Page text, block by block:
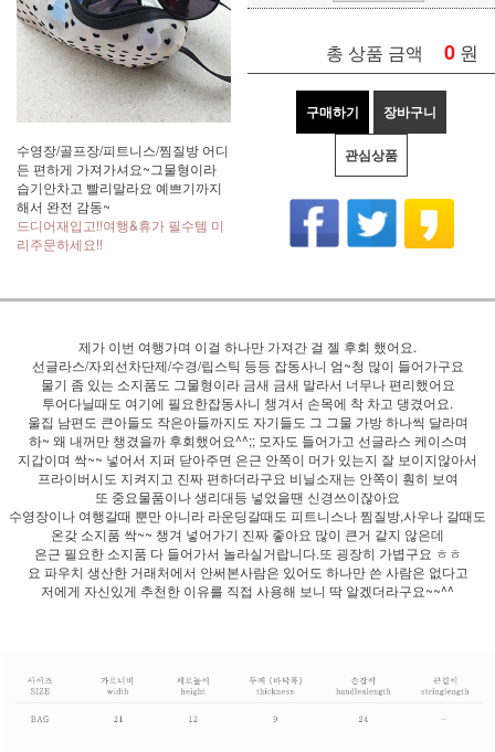
수영장/골프장/피트니스/찜질방 어디
든 편하게 가져가셔요~그물형이라
습기안차고 빨리말라요 예쁘기까지
해서 완전 감동~
드디어재입고!!여행&휴가 필수템 미
리주문하세요!!
총 상품 금액 0 원
구매하기 장바구니
관심상품
제가 이번 여행가며 이걸 하나만 가져간 걸 젤 후회 했어요.
선글라스/자외선차단제/수경/립스틱 등등 잡동사니 엄~청 많이 들어가구요
물기 좀 있는 소지품도 그물형이라 금새 금새 말라서 너무나 편리했어요
투어다닐때도 여기에 필요한잡동사니 챙겨서 손목에 착 차고 댕겼어요.
울집 남편도 큰아들도 작은아들까지도 자기들도 그 그물 가방 하나씩 달라며
하~ 왜 내꺼만 챙겼을까 후회했어요^^;; 모자도 들어가고 선글라스 케이스며
지갑이며 싹~~ 넣어서 지퍼 닫아주면 은근 안쪽이 머가 있는지 잘 보이지않아서
프라이버시도 지켜지고 진짜 편하더라구요 비닐소재는 안쪽이 훤히 보여
또 중요물품이나 생리대등 넣었을땐 신경쓰이잖아요
수영장이나 여행갈때 뿐만 아니라 라운딩갈때도 피트니스나 찜질방,사우나 갈때도
온갖 소지품 싹~~ 챙겨 넣어가기 진짜 좋아요 많이 큰거 같지 않은데
은근 필요한 소지품 다 들어가서 놀라실거랍니다.또 굉장히 가볍구요 ㅎㅎ
요 파우치 생산한 거래처에서 안써본사람은 있어도 하나만 쓴 사람은 없다고
저에게 자신있게 추천한 이유를 직접 사용해 보니 딱 알겠더라구요~~^^